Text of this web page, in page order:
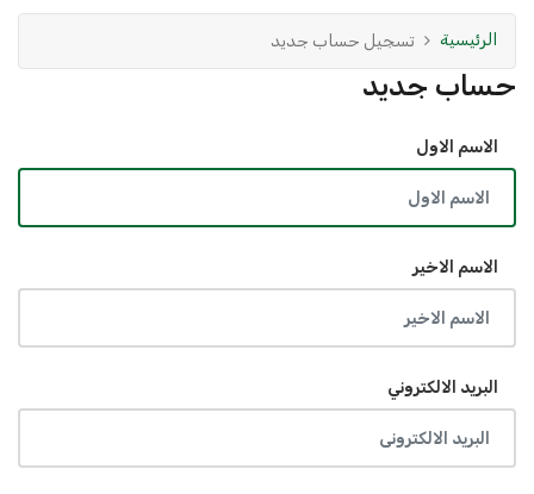
الرئيسية تسجيل حساب جديد
حساب جديد
الاسم الاول
الاسم الاخير
البريد الالكتروني